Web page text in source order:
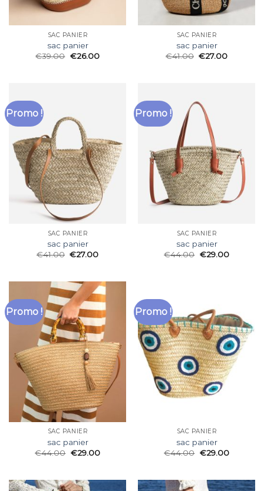
SAC PANIER
sac panier
€39.00 €26.00
SAC PANIER
sac panier
€41.00 €27.00
Promo !
SAC PANIER
sac panier
€41.00 €27.00
Promo !
SAC PANIER
sac panier
€44.00 €29.00
Promo !
SAC PANIER
sac panier
€44.00 €29.00
Promo !
SAC PANIER
sac panier
€44.00 €29.00